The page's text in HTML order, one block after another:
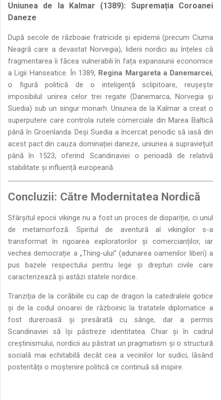
Uniunea de la Kalmar (1389): Supremația Coroanei
Daneze
După secole de războaie fratricide și epidemii (precum Ciuma
Neagră care a devastat Norvegia), liderii nordici au înțeles că
fragmentarea îi făcea vulnerabili în fața expansiunii economice
a Ligii Hanseatice. În 1389, Regina Margareta a Danemarcei,
o figură politică de o inteligență sclipitoare, reușește
imposibilul: unirea celor trei regate (Danemarca, Norvegia și
Suedia) sub un singur monarh. Uniunea de la Kalmar a creat o
superputere care controla rutele comerciale din Marea Baltică
până în Groenlanda. Deși Suedia a încercat periodic să iasă din
acest pact din cauza dominației daneze, uniunea a supraviețuit
până în 1523, oferind Scandinaviei o perioadă de relativă
stabilitate și influență europeană.
Concluzii: Către Modernitatea Nordică
Sfârșitul epocii vikinge nu a fost un proces de dispariție, ci unul
de metamorfoză. Spiritul de aventură al vikingilor s-a
transformat în rigoarea exploratorilor și comercianților, iar
vechea democrație a „Thing-ului” (adunarea oamenilor liberi) a
pus bazele respectului pentru lege și drepturi civile care
caracterizează și astăzi statele nordice.
Tranziția de la corăbiile cu cap de dragon la catedralele gotice
și de la codul onoarei de războinic la tratatele diplomatice a
fost dureroasă și presărată cu sânge, dar a permis
Scandinaviei să își păstreze identitatea. Chiar și în cadrul
creștinismului, nordicii au păstrat un pragmatism și o structură
socială mai echitabilă decât cea a vecinilor lor sudici, lăsând
posterității o moștenire politică ce continuă să inspire.